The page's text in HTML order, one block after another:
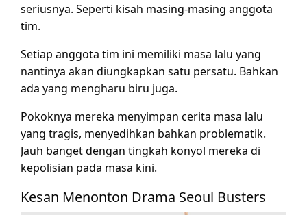
seriusnya. Seperti kisah masing-masing anggota
tim.
Setiap anggota tim ini memiliki masa lalu yang
nantinya akan diungkapkan satu persatu. Bahkan
ada yang mengharu biru juga.
Pokoknya mereka menyimpan cerita masa lalu
yang tragis, menyedihkan bahkan problematik.
Jauh banget dengan tingkah konyol mereka di
kepolisian pada masa kini.
Kesan Menonton Drama Seoul Busters